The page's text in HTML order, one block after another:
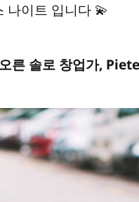
나이트 입니다 💫
른 솔로 창업가,